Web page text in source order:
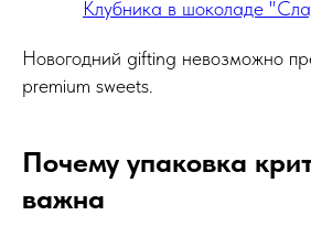
Клубника в шоколаде
Новогодний gifting невозможно
premium sweets.
Почему упаковка
важна